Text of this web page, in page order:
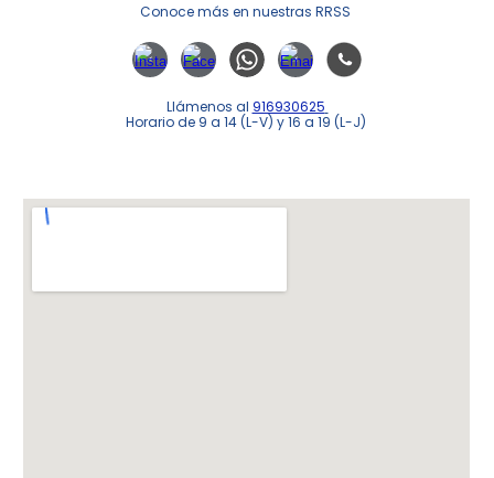
Conoce más en nuestras RRSS
Llámenos al 916930625
Horario de 9 a 14 (L-V) y 16 a 19 (L-J)